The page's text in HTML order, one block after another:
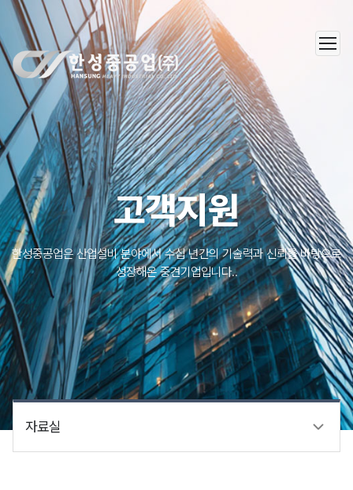
한성중공업(주)
고객지원
한성중공업은 산업설비 분야에서 수십 년간의 기술력과 신뢰를 바탕으로
성장해온 중견기업입니다..
자료실